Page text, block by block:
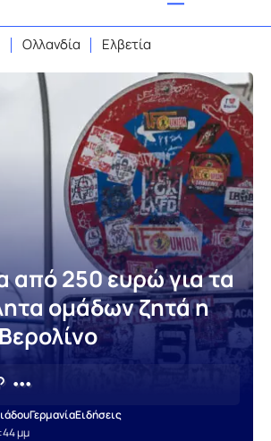
Ολλανδία Ελβετία
από 250 ευρώ για τα
ομάδων ζητά η
μμ
ΓερμανίαΕιδήσεις